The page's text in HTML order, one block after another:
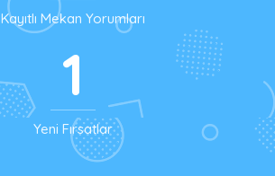
Kayıtlı Mekan Yorumları
1
Yeni Fırsatlar